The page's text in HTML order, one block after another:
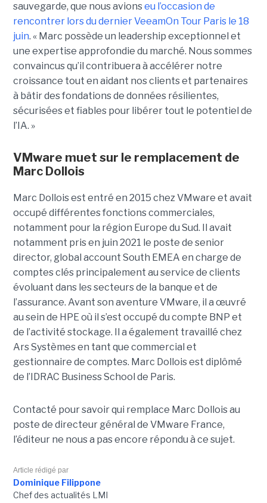
sauvegarde, que nous avionseu l’occasion de
rencontrer lors du dernier VeeamOn Tour Paris le 18
juin. « Marc possède un leadership exceptionnel et
une expertise approfondie du marché. Nous sommes
convaincus qu’il contribuera à accélérer notre
croissance tout en aidant nos clients et partenaires
à bâtir des fondations de données résilientes,
sécurisées et fiables pour libérer tout le potentiel de
l’IA. »
VMware muet sur le remplacement de
Marc Dollois
Marc Dollois est entré en 2015 chez VMware et avait
occupé différentes fonctions commerciales,
notamment pour la région Europe du Sud. Il avait
notamment pris en juin 2021 le poste de senior
director, global account South EMEA en charge de
comptes clés principalement au service de clients
évoluant dans les secteurs de la banque et de
l’assurance. Avant son aventure VMware, il a œuvré
au sein de HPE où il s’est occupé du compte BNP et
de l’activité stockage. Il a également travaillé chez
Ars Systèmes en tant que commercial et
gestionnaire de comptes. Marc Dollois est diplômé
de l’IDRAC Business School de Paris.
Contacté pour savoir qui remplace Marc Dollois au
poste de directeur général de VMware France,
l’éditeur ne nous a pas encore répondu à ce sujet.
Article rédigé par
Dominique Filippone
Chef des actualités LMI